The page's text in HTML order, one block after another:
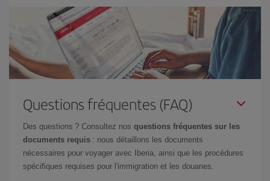
Questions fréquentes (FAQ)
Des questions ? Consultez nos questions fréquentes sur les
documents requis : nous détaillons les documents
nécessaires pour voyager avec Iberia, ainsi que les procédures
spécifiques requises pour l'immigration et les douanes.